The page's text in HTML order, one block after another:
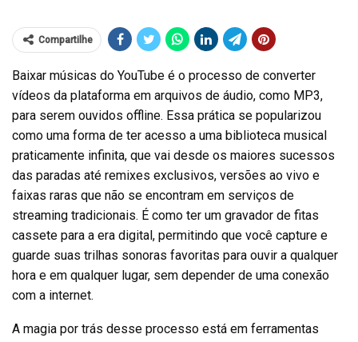
Compartilhe
Baixar músicas do YouTube é o processo de converter
vídeos da plataforma em arquivos de áudio, como MP3,
para serem ouvidos offline. Essa prática se popularizou
como uma forma de ter acesso a uma biblioteca musical
praticamente infinita, que vai desde os maiores sucessos
das paradas até remixes exclusivos, versões ao vivo e
faixas raras que não se encontram em serviços de
streaming tradicionais. É como ter um gravador de fitas
cassete para a era digital, permitindo que você capture e
guarde suas trilhas sonoras favoritas para ouvir a qualquer
hora e em qualquer lugar, sem depender de uma conexão
com a internet.
A magia por trás desse processo está em ferramentas